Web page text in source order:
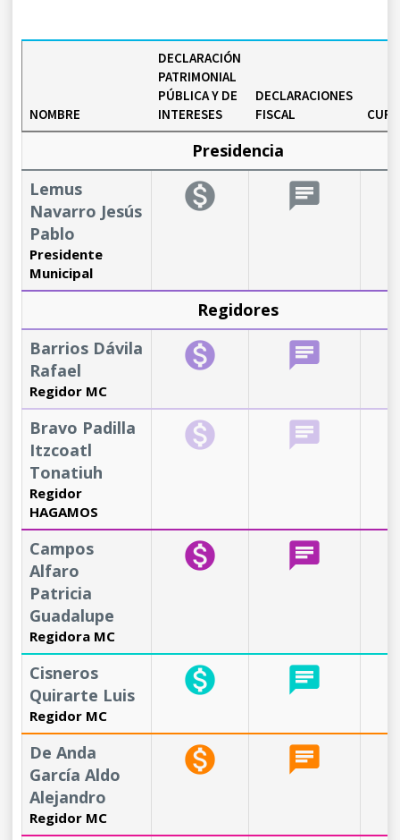
NOMBRE
DECLARACIÓN
PATRIMONIAL
PÚBLICA Y DE
INTERESES
DECLARACIONES
FISCAL
Presidencia
Lemus
Navarro Jesús
Pablo
Presidente
Municipal
monetization_on chat
Regidores
Barrios Dávila
Rafael
Regidor MC
monetization_on chat
Bravo Padilla
Itzcoatl
Tonatiuh
Regidor
HAGAMOS
monetization_on chat
Campos
Alfaro
Patricia
Guadalupe
Regidora MC
monetization_on chat
Cisneros
Quirarte Luis
Regidor MC
monetization_on chat
De Anda
García Aldo
Alejandro
Regidor MC
monetization_on chat